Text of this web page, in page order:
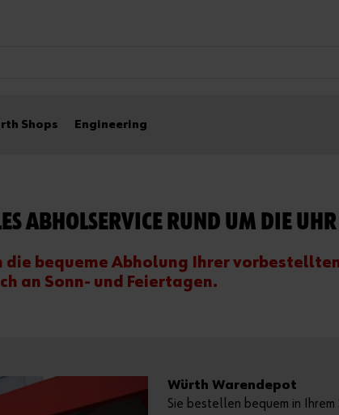
Shops Engineering
ABHOLSERVICE RUND UM DIE UHR
die bequeme Abholung Ihrer
an Sonn- und Feiertagen.
Würth Warendepot
Sie bestellen bequem in